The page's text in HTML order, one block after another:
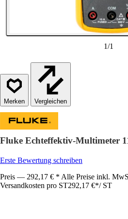
1/1
Vergleichen
Fluke Echteffektiv-Multimeter
Erste Bewertung schreiben
Preis — 292,17 € * Alle Preise inkl.
Versandkosten pro ST292,17 €*/ ST